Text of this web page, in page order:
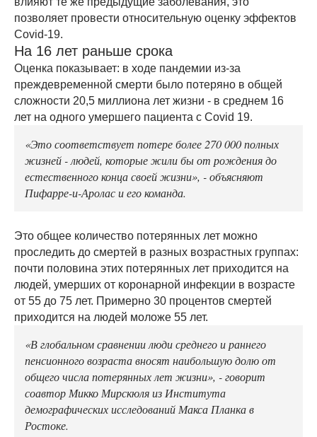
позволяет провести относительную оценку эффектов
Covid-19.
На 16 лет раньше срока
Оценка показывает: в ходе пандемии из-за
преждевременной смерти было потеряно в общей
сложности 20,5 миллиона лет жизни - в среднем 16
лет на одного умершего пациента с Covid 19.
«Это соответствует потере более 270 000 полных
жизней - людей, которые жили бы от рождения до
естественного конца своей жизни», - объясняют
Пифарре-и-Аролас и его команда.
Это общее количество потерянных лет можно
проследить до смертей в разных возрастных группах:
почти половина этих потерянных лет приходится на
людей, умерших от коронарной инфекции в возрасте
от 55 до 75 лет. Примерно 30 процентов смертей
приходится на людей моложе 55 лет.
«В глобальном сравнении люди среднего и раннего
пенсионного возраста вносят наибольшую долю от
общего числа потерянных лет жизни», - говорит
соавтор Микко Мирскюля из Института
демографических исследований Макса Планка в
Ростоке.